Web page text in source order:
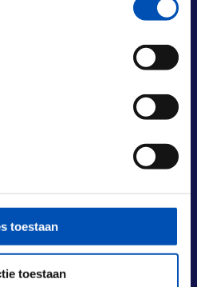
toestaan
toestaan